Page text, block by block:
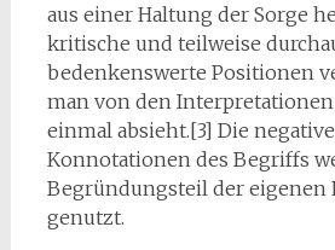
aus einer Haltung der Sorge
kritische und teilweise
bedenkenswerte Positionen
man von den
einmal absieht.[3] Die
Konnotationen des Begriffs
Begründungsteil der eigenen
genutzt.